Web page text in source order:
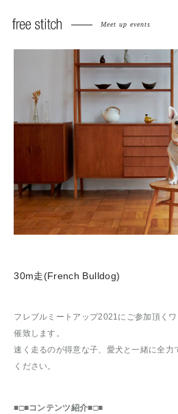
Meet up events
30m走(French Bulldog)
フレブルミートアップ2021にご参加頂く
催致します。
速く走るのが得意な子、愛犬と一緒に全力
ください。
■□■コンテンツ紹介■□■